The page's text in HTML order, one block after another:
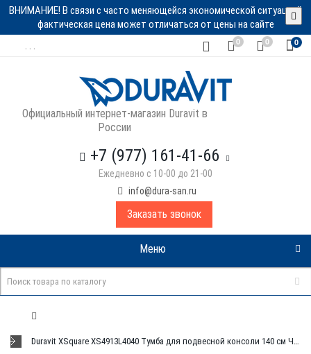
ВНИМАНИЕ! В связи с часто меняющейся экономической ситуацией
фактическая цена может отличаться от цены на сайте
0 0 0
Официальный интернет-магазин Duravit в
России
+7 (977) 161-41-66
Ежедневно с 10-00 до 21-00
info@dura-san.ru
Заказать звонок
Меню
Duravit XSquare XS4913L4040 Тумба для подвесной консоли 140 см Черный глянцевый